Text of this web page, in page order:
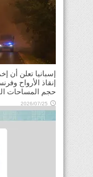
إسبانيا تعلن أن
إنقاذ الأرواح
حجم المساحات
2026/07/25